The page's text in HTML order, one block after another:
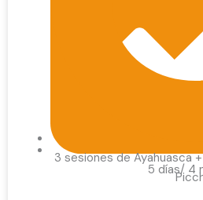
5 días/ 4
3 sesiones de Ayahuasca